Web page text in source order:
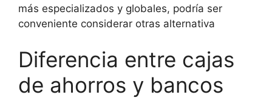
más especializados y globales, podría ser
conveniente considerar otras alternativa
Diferencia entre cajas
de ahorros y bancos